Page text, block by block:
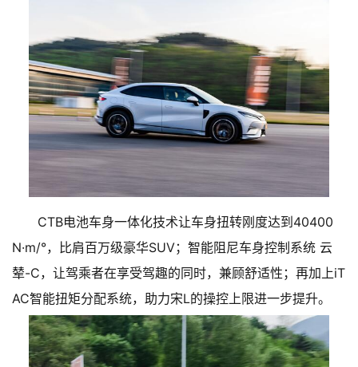
CTB电池车身一体化技术让车身扭转刚度达到40400
N·m/°，比肩百万级豪华SUV；智能阻尼车身控制系统 云
辇-C，让驾乘者在享受驾趣的同时，兼顾舒适性；再加上iT
AC智能扭矩分配系统，助力宋L的操控上限进一步提升。